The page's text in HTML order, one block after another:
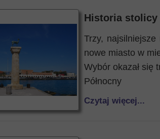
Historia stolicy
Trzy,
nowe miasto w
Wybór okazał się
Północny
Czytaj więcej...